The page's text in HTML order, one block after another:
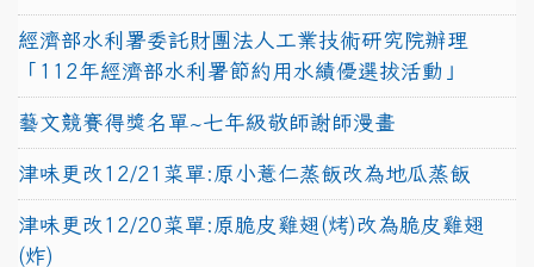
經濟部水利署委託財團法人工業技術研究院辦理
「112年經濟部水利署節約用水績優選拔活動」
藝文競賽得獎名單~七年級敬師謝師漫畫
津味更改12/21菜單:原小薏仁蒸飯改為地瓜蒸飯
津味更改12/20菜單:原脆皮雞翅(烤)改為脆皮雞翅
(炸)